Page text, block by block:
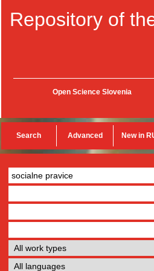
Repository of
Open Science Slovenia
Search Advanced New in